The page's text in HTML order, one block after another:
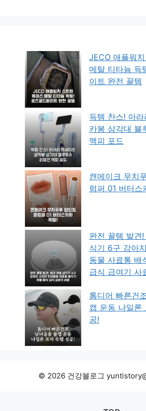
JECO 애플워
메탈 티타늄 득
이트 완전 꿀템
득템 찬스! 아
카봉 삼각대 블
맥피 포드
캔메이크 무치
럼퍼 01 버터스
완전 꿀템 발견
식기 6구 강아
동물 사료통 배
급식 급여기 사
톰디어 빠른건
캡 운동 나일론
공!
© 2026 건강블로그